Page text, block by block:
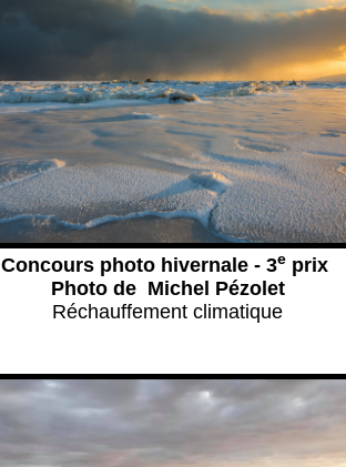
Concours photo hivernale - 3e prix
Photo de Michel Pézolet
Réchauffement climatique